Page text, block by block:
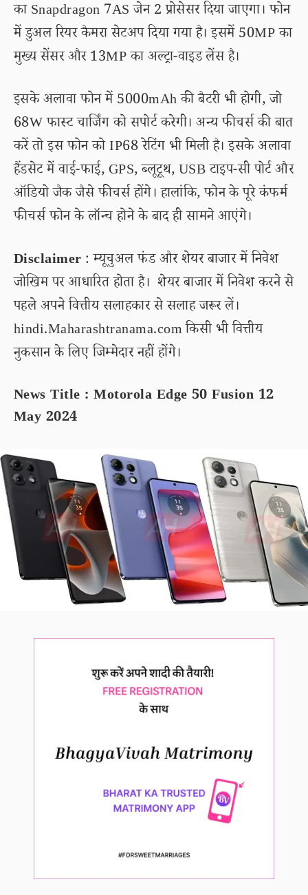
का Snapdragon 7AS जेन 2 प्रोसेसर दिया जाएगा। फोन
में डुअल रियर कैमरा सेटअप दिया गया है। इसमें 50MP का
मुख्य सेंसर और 13MP का अल्ट्रा-वाइड लेंस है।
इसके अलावा फोन में 5000mAh की बैटरी भी होगी, जो
68W फास्ट चार्जिंग को सपोर्ट करेगी। अन्य फीचर्स की बात
करें तो इस फोन को IP68 रेटिंग भी मिली है। इसके अलावा
हैंडसेट में वाई-फाई, GPS, ब्लूटूथ, USB टाइप-सी पोर्ट और
ऑडियो जैक जैसे फीचर्स होंगे। हालांकि, फोन के पूरे कंफर्म
फीचर्स फोन के लॉन्च होने के बाद ही सामने आएंगे।
Disclaimer : म्यूचुअल फंड और शेयर बाजार में निवेश
जोखिम पर आधारित होता है। शेयर बाजार में निवेश करने से
पहले अपने वित्तीय सलाहकार से सलाह जरूर लें।
hindi.Maharashtranama.com किसी भी वित्तीय
नुकसान के लिए जिम्मेदार नहीं होंगे।
News Title : Motorola Edge 50 Fusion 12
May 2024